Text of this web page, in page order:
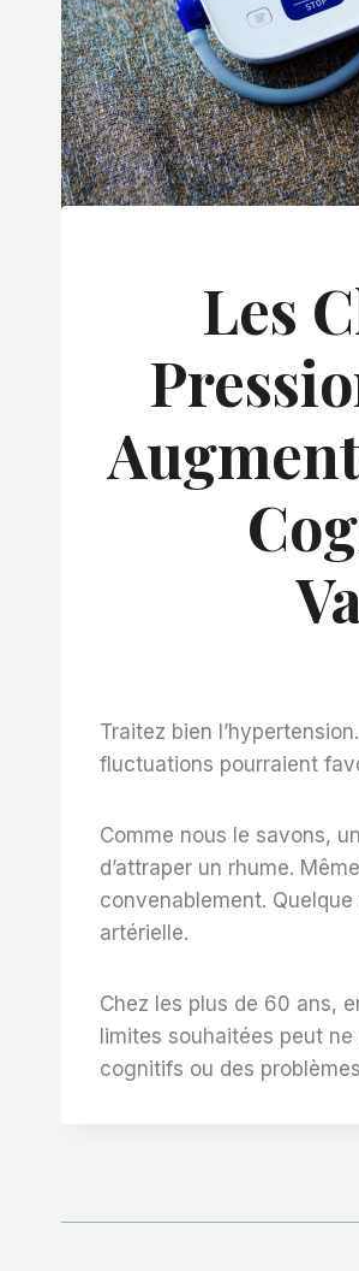
Les
Traitez bien
fluctuations pourraient
Comme nous le savons,
d’attraper un rhume.
convenablement.
artérielle.
Chez les plus de 60 ans,
limites souhaitées peut
cognitifs ou des